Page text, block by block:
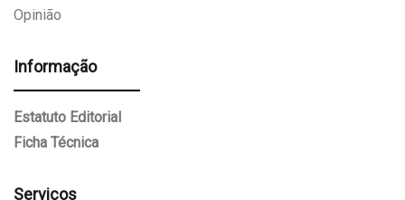
Opinião
Informação
Estatuto Editorial
Ficha Técnica
Serviços